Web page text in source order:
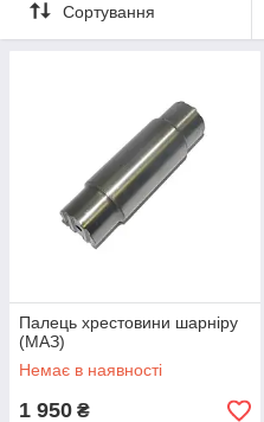
Сортування
Палець хрестовини шарніру
(МАЗ)
Немає в наявності
1 950 ₴